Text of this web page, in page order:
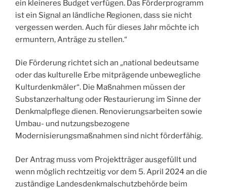
ein kleineres Budget verfügen. Das Förderprogramm
ist ein Signal an ländliche Regionen, dass sie nicht
vergessen werden. Auch für dieses Jahr möchte ich
ermuntern, Anträge zu stellen.“
Die Förderung richtet sich an „national bedeutsame
oder das kulturelle Erbe mitprägende unbewegliche
Kulturdenkmäler“. Die Maßnahmen müssen der
Substanzerhaltung oder Restaurierung im Sinne der
Denkmalpflege dienen. Renovierungsarbeiten sowie
Umbau- und nutzungsbezogene
Modernisierungsmaßnahmen sind nicht förderfähig.
Der Antrag muss vom Projektträger ausgefüllt und
wenn möglich rechtzeitig vor dem 5. April 2024 an die
zuständige Landesdenkmalschutzbehörde beim